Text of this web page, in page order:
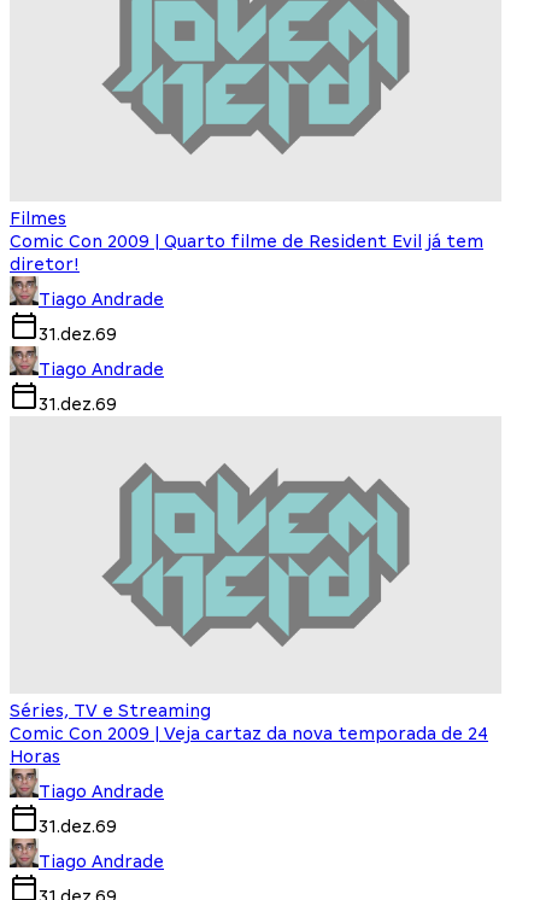
Filmes
Comic Con 2009 | Quarto filme de Resident Evil já tem
diretor!
Tiago Andrade
31.dez.69
Tiago Andrade
31.dez.69
Séries, TV e Streaming
Comic Con 2009 | Veja cartaz da nova temporada de 24
Horas
Tiago Andrade
31.dez.69
Tiago Andrade